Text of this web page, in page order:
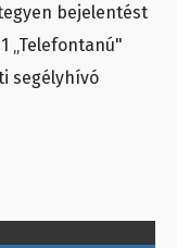
bejelentést
„Telefontanú"
segélyhívó